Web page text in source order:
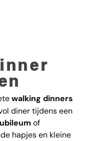
walking dinners
diner tijdens een
of
hapjes en kleine